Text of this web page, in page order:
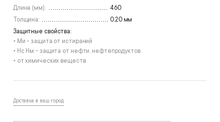
Длина (мм):
460
Толщина:
0,20 мм
Защитные свойства:
• Ми - защита от истираний
• Нс Нм - защита от нефти, нефтепродуктов
• от химических веществ
Доставка в ваш город